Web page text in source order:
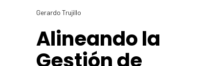
Gerardo Trujillo
Alineando la